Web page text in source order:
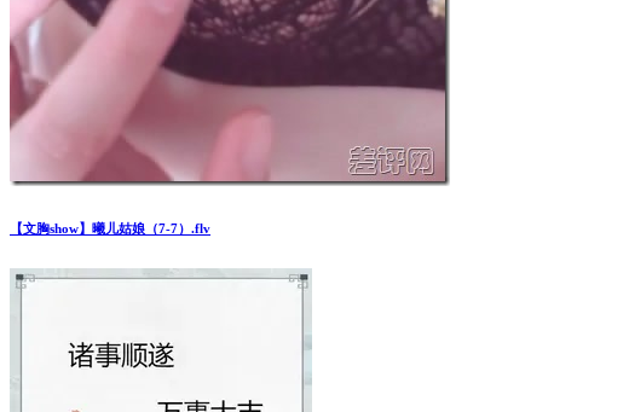
【文胸show】曦儿姑娘（7-7）.flv